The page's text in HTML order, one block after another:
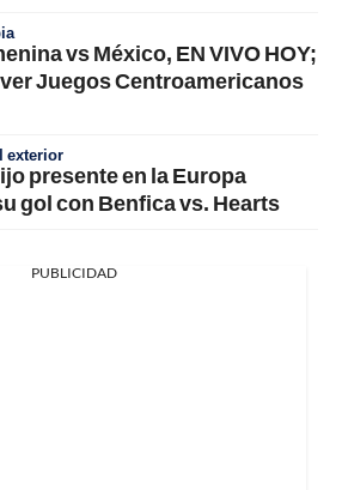
vs México, EN VIVO HOY;
Juegos Centroamericanos
exterior
presente en la Europa
gol con Benfica vs. Hearts
PUBLICIDAD